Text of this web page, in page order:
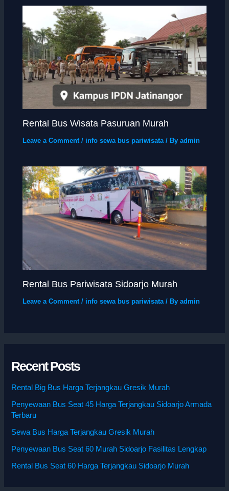
Rental Bus Wisata Pasuruan Murah
Leave a Comment / info sewa bus pariwisata/ Byadmin
Rental Bus Pariwisata Sidoarjo Murah
Leave a Comment / info sewa bus pariwisata/ Byadmin
Recent Posts
Rental Big Bus Harga Terjangkau Gresik Murah
Penyewaan Bus Seat 45 Harga Terjangkau Sidoarjo Armada
Terbaru
Sewa Bus Harga Terjangkau Gresik Murah
Penyewaan Bus Seat 60 Murah Sidoarjo Fasilitas Lengkap
Rental Bus Seat 60 Harga Terjangkau Sidoarjo Murah